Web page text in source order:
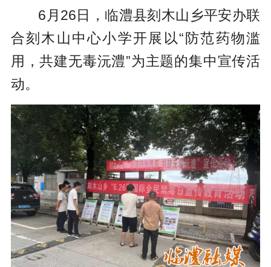
6月26日，临澧县刻木山乡平安办联
合刻木山中心小学开展以“防范药物滥
用，共建无毒沅澧”为主题的集中宣传活
动。